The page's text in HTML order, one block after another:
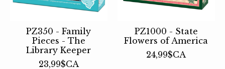
PZ350 - Family
Pieces - The
Library Keeper
23,99$CA
PZ1000 - State
Flowers of America
24,99$CA